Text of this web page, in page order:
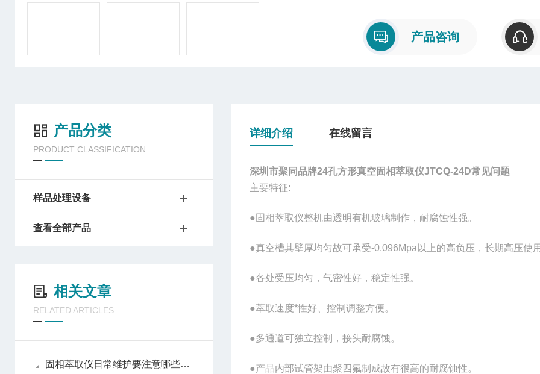
产品咨询
产品分类
PRODUCT CLASSIFICATION
样品处理设备
查看全部产品
相关文章
RELATED ARTICLES
固相萃取仪日常维护要注意哪些细节
详细介绍 在线留言
深圳市聚同品牌24孔方形真空固相萃取仪JTCQ-24D常见问题
主要特征:
●固相萃取仪整机由透明有机玻璃制作，耐腐蚀性强。
●真空槽其壁厚均匀故可承受-0.096Mpa以上的高负压，长期高压使
●各处受压均匀，气密性好，稳定性强。
●萃取速度*性好、控制调整方便。
●多通道可独立控制，接头耐腐蚀。
●产品内部试管架由聚四氟制成故有很高的耐腐蚀性。